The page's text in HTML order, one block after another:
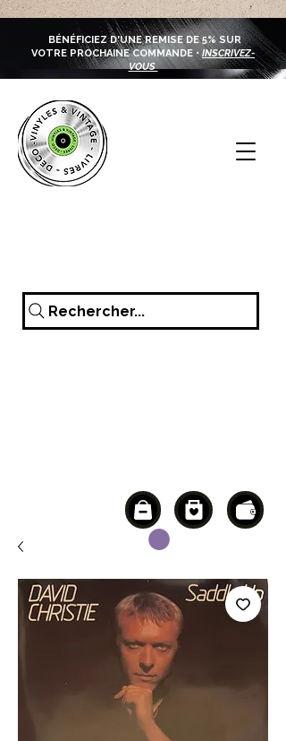
BÉNÉFICIEZ D'UNE REMISE DE 5% SUR
VOTRE PROCHAINE COMMANDE • INSCRIVEZ-
VOUS
Rechercher...